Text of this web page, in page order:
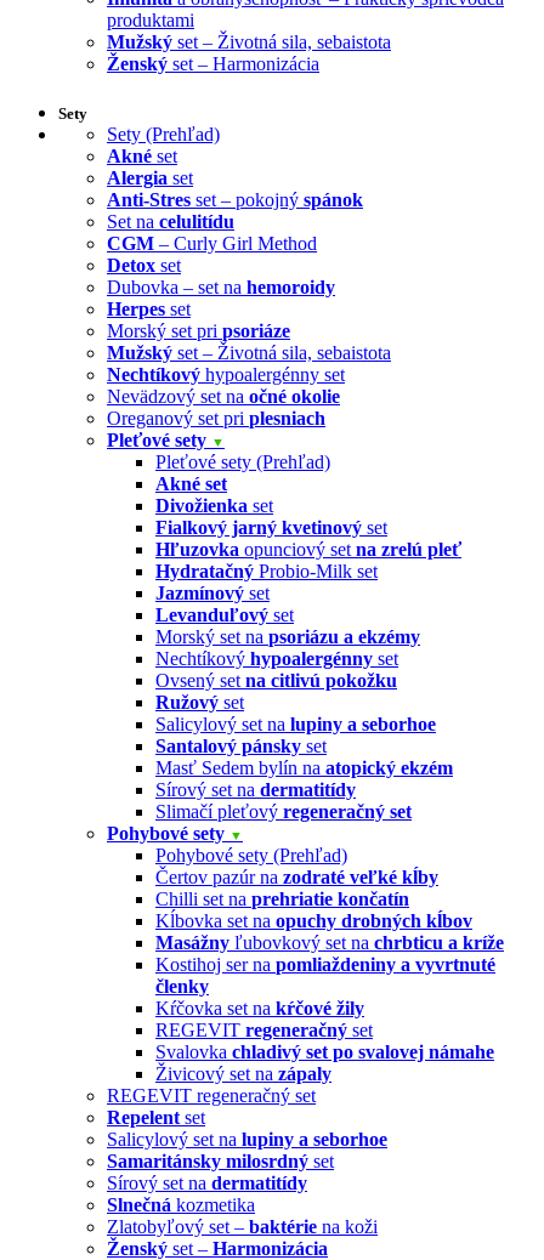
produktami
Mužský set – Životná sila, sebaistota
Ženský set – Harmonizácia
Sety
Sety (Prehľad)
Akné set
Alergia set
Anti-Stres set – pokojný spánok
Set na celulitídu
CGM – Curly Girl Method
Detox set
Dubovka – set na hemoroidy
Herpes set
Morský set pri psoriáze
Mužský set – Životná sila, sebaistota
Nechtíkový hypoalergénny set
Nevädzový set na očné okolie
Oreganový set pri plesniach
Pleťové sety ▼
Pleťové sety (Prehľad)
Akné set
Divožienka set
Fialkový jarný kvetinový set
Hľuzovka opunciový set na zrelú pleť
Hydratačný Probio-Milk set
Jazmínový set
Levanduľový set
Morský set na psoriázu a ekzémy
Nechtíkový hypoalergénny set
Ovsený set na citlivú pokožku
Ružový set
Salicylový set na lupiny a seborhoe
Santalový pánsky set
Masť Sedem bylín na atopický ekzém
Sírový set na dermatitídy
Slimačí pleťový regeneračný set
Pohybové sety ▼
Pohybové sety (Prehľad)
Čertov pazúr na zodraté veľké kĺby
Chilli set na prehriatie končatín
Kĺbovka set na opuchy drobných kĺbov
Masážny ľubovkový set na chrbticu a kríže
Kostihoj ser na pomliaždeniny a vyvrtnuté
členky
Kŕčovka set na kŕčové žily
REGEVIT regeneračný set
Svalovka chladivý set po svalovej námahe
Živicový set na zápaly
REGEVIT regeneračný set
Repelent set
Salicylový set na lupiny a seborhoe
Samaritánsky milosrdný set
Sírový set na dermatitídy
Slnečná kozmetika
Zlatobyľový set – baktérie na koži
Ženský set – Harmonizácia